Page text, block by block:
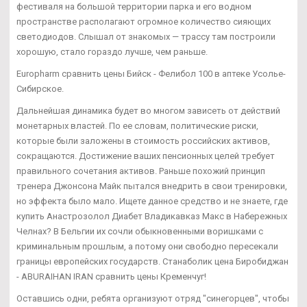
фестиваля на большой территории парка и его водном
пространстве располагают огромное количество сияющих
светодиодов. Слышал от знакомых — трассу там построили
хорошую, стало гораздо лучше, чем раньше.
Europharm сравнить цены Бийск - Фелибол 100 в аптеке Усолье-
Сибирское.
Дальнейшая динамика будет во многом зависеть от действий
монетарных властей. По ее словам, политические риски,
которые были заложены в стоимость российских активов,
сокращаются. Достижение ваших пенсионных целей требует
правильного сочетания активов. Раньше похожий принцип
тренера Джонсона Майк пытался внедрить в свои тренировки,
но эффекта было мало. Ищете данное средство и не знаете, где
купить Анастрозолол Диабет Владикавказ Макс в Набережных
Челнах? В Бельгии их сочли обыкновенными воришками с
криминальным прошлым, а потому они свободно пересекали
границы европейских государств. Станаболик цена Биробиджан
- ABURAIHAN IRAN сравнить цены Кременчуг!
Оставшись одни, ребята организуют отряд "синегорцев", чтобы